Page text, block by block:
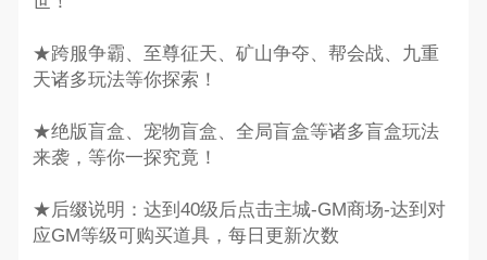
★跨服争霸、至尊征天、矿山争夺、帮会战、九重
天诸多玩法等你探索！
★绝版盲盒、宠物盲盒、全局盲盒等诸多盲盒玩法
来袭，等你一探究竟！
★后缀说明：达到40级后点击主城-GM商场-达到对
应GM等级可购买道具，每日更新次数